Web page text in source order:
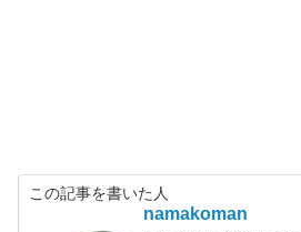
この記事を書いた人
namakoman